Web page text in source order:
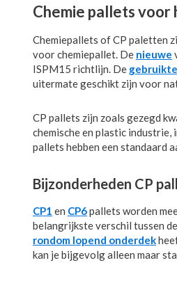
Chemie pallets
Chemiepallets of CP paletten
voor chemiepallet. De nieuwe
ISPM15 richtlijn. De gebruikte
uitermate geschikt zijn voor
CP pallets zijn zoals gezegd
chemische en plastic
pallets hebben een standaard
Bijzonderheden CP
CP1 en CP6pallets worden
belangrijkste verschil tussen
rondom lopend onderdek
kan je bijgevolg alleen maar